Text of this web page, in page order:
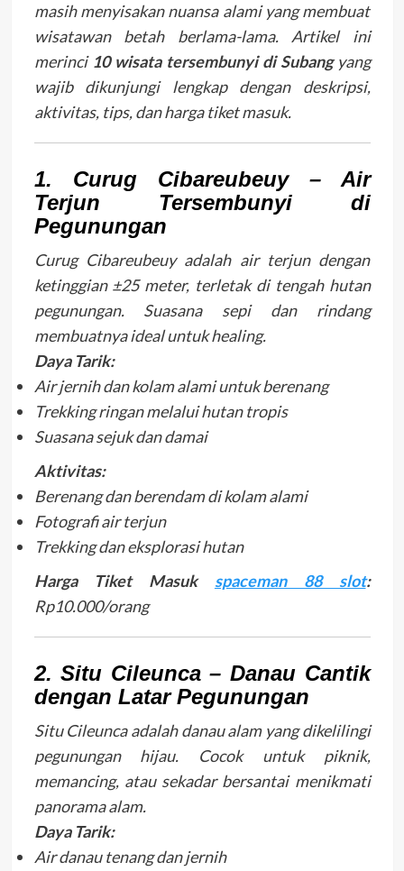
masih menyisakan nuansa alami yang membuat
wisatawan betah berlama-lama. Artikel ini
merinci 10 wisata tersembunyi di Subangyang
wajib dikunjungi lengkap dengan deskripsi,
aktivitas, tips, dan harga tiket masuk.
1. Curug Cibareubeuy – Air
Terjun Tersembunyi di
Pegunungan
Curug Cibareubeuy adalah air terjun dengan
ketinggian ±25 meter, terletak di tengah hutan
pegunungan. Suasana sepi dan rindang
membuatnya ideal untuk healing.
Daya Tarik:
Air jernih dan kolam alami untuk berenang
Trekking ringan melalui hutan tropis
Suasana sejuk dan damai
Aktivitas:
Berenang dan berendam di kolam alami
Fotografi air terjun
Trekking dan eksplorasi hutan
Harga Tiket Masuk spaceman 88 slot:
Rp10.000/orang
2. Situ Cileunca – Danau Cantik
dengan Latar Pegunungan
Situ Cileunca adalah danau alam yang dikelilingi
pegunungan hijau. Cocok untuk piknik,
memancing, atau sekadar bersantai menikmati
panorama alam.
Daya Tarik:
Air danau tenang dan jernih